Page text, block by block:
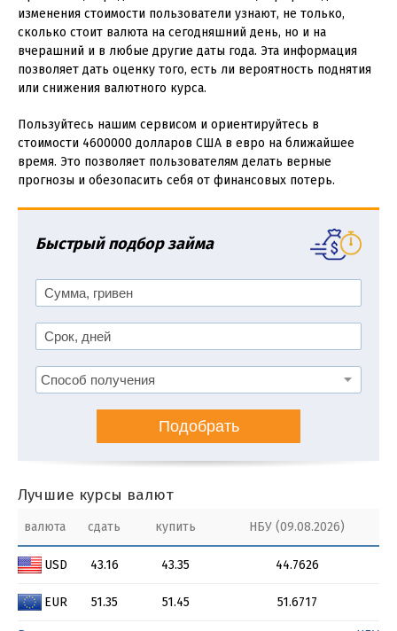
изменения стоимости пользователи узнают, не только,
сколько стоит валюта на сегодняшний день, но и на
вчерашний и в любые другие даты года. Эта информация
позволяет дать оценку того, есть ли вероятность поднятия
или снижения валютного курса.
Пользуйтесь нашим сервисом и ориентируйтесь в
стоимости 4600000 долларов США в евро на ближайшее
время. Это позволяет пользователям делать верные
прогнозы и обезопасить себя от финансовых потерь.
Быстрый подбор займа
Подобрать
Лучшие курсы валют
валюта сдать купить НБУ (09.08.2026)
USD 43.16 43.35 44.7626
EUR 51.35 51.45 51.6717